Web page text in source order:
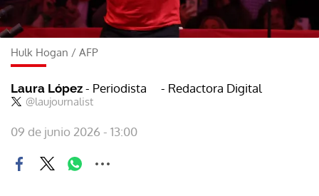
Hulk Hogan / AFP
Laura López - Periodista
@laujournalist
- Redactora Digital
09 de junio 2026 - 13:00